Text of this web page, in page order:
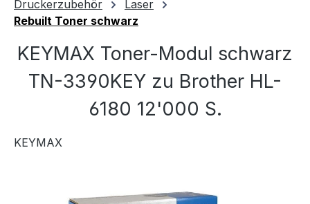
Druckerzubehör
Laser
Rebuilt Toner schwarz
KEYMAX Toner-Modul schwarz
TN-3390KEY zu Brother HL-
6180 12'000 S.
KEYMAX